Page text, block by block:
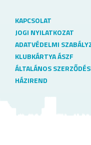
KAPCSOLAT
JOGI NYILATKOZAT
ADATVÉDELMI
KLUBKÁRTYA ÁSZF
ÁLTALÁNOS
HÁZIREND